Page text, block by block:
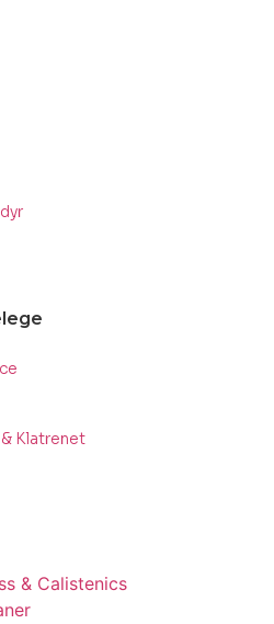
Klatrenet
& Calistenics